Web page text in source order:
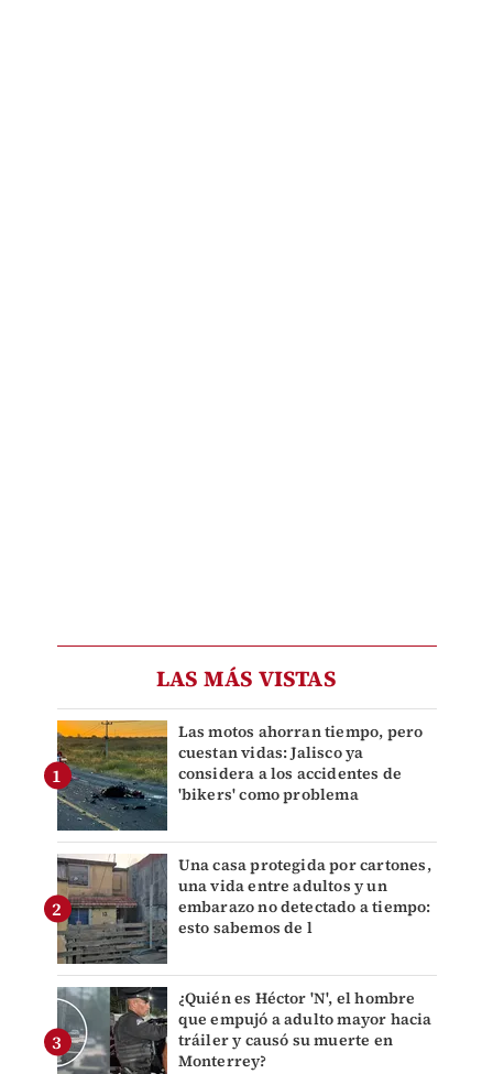
LAS MÁS VISTAS
Las motos ahorran tiempo, pero
cuestan vidas: Jalisco ya
considera a los accidentes de
'bikers' como problema
Una casa protegida por cartones,
una vida entre adultos y un
embarazo no detectado a tiempo:
esto sabemos de l
¿Quién es Héctor 'N', el hombre
que empujó a adulto mayor hacia
tráiler y causó su muerte en
Monterrey?